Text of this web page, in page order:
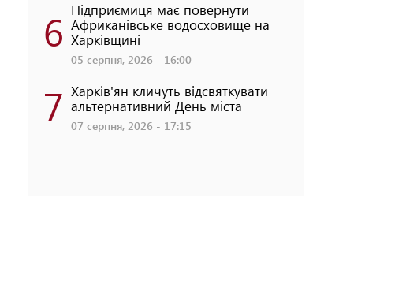
6 Підприємиця має повернути
Африканівське водосховище на
Харківщині
05 серпня, 2026 - 16:00
7 Харків'ян кличуть відсвяткувати
альтернативний День міста
07 серпня, 2026 - 17:15